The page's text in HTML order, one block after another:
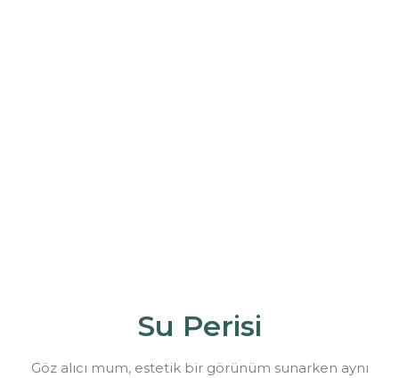
Su Perisi
Göz alıcı mum, estetik bir görünüm sunarken aynı